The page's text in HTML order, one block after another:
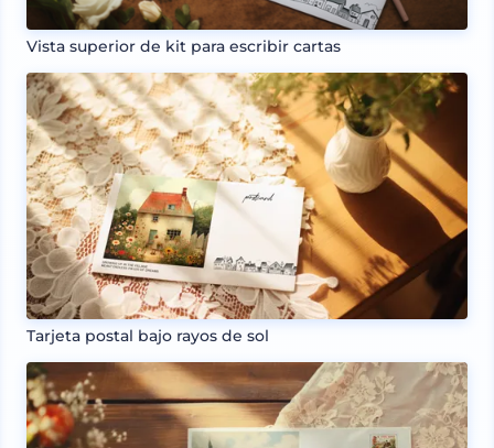
Vista superior de kit para escribir cartas
Tarjeta postal bajo rayos de sol